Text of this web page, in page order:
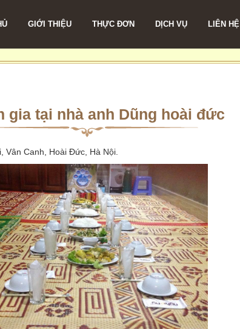
GIỚI THIỆU THỰC ĐƠN DỊCH VỤ LIÊN HỆ
gia tại nhà anh Dũng hoài đức
Vân Canh, Hoài Đức, Hà Nội.